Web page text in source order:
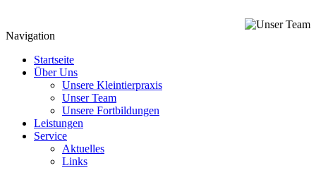
Navigation
Startseite
Über Uns
Unsere Kleintierpraxis
Unser Team
Unsere Fortbildungen
Leistungen
Service
Aktuelles
Links